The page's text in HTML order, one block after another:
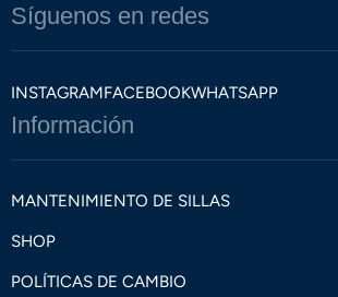
Síguenos en redes
INSTAGRAMFACEBOOKWHATSAPP
Información
MANTENIMIENTO DE SILLAS
SHOP
POLÍTICAS DE CAMBIO